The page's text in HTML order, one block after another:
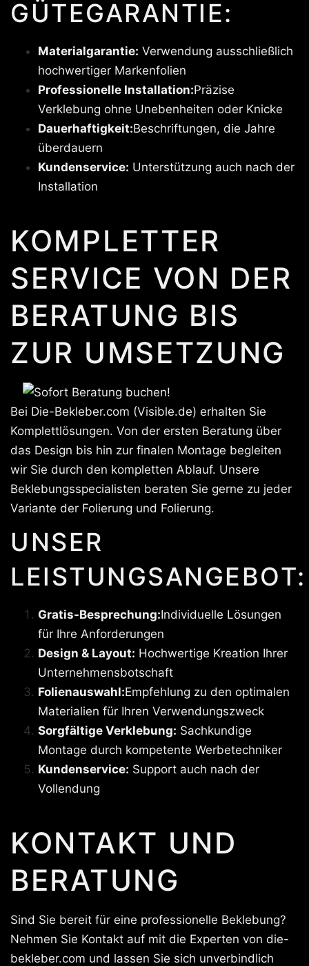
GÜTEGARANTIE:
Materialgarantie: Verwendung ausschließlich
hochwertiger Markenfolien
Professionelle Installation:Präzise
Verklebung ohne Unebenheiten oder Knicke
Dauerhaftigkeit:Beschriftungen, die Jahre
überdauern
Kundenservice: Unterstützung auch nach der
Installation
KOMPLETTER
SERVICE VON DER
BERATUNG BIS
ZUR UMSETZUNG
Bei Die-Bekleber.com (Visible.de) erhalten Sie
Komplettlösungen. Von der ersten Beratung über
das Design bis hin zur finalen Montage begleiten
wir Sie durch den kompletten Ablauf. Unsere
Beklebungsspecialisten beraten Sie gerne zu jeder
Variante der Folierung und Folierung.
UNSER
LEISTUNGSANGEBOT:
Gratis-Besprechung:Individuelle Lösungen
für Ihre Anforderungen
Design & Layout: Hochwertige Kreation Ihrer
Unternehmensbotschaft
Folienauswahl:Empfehlung zu den optimalen
Materialien für Ihren Verwendungszweck
Sorgfältige Verklebung: Sachkundige
Montage durch kompetente Werbetechniker
Kundenservice: Support auch nach der
Vollendung
KONTAKT UND
BERATUNG
Sind Sie bereit für eine professionelle Beklebung?
Nehmen Sie Kontakt auf mit die Experten von die-
bekleber.com und lassen Sie sich unverbindlich